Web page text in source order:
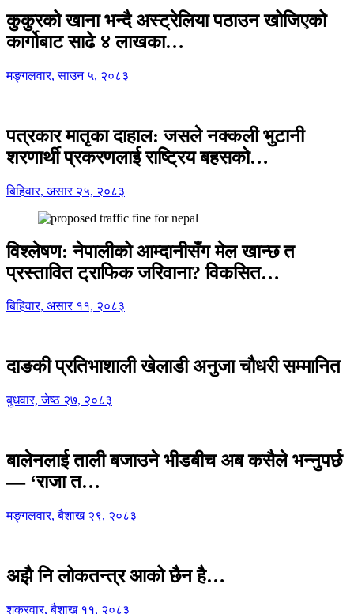
कुकुरको खाना भन्दै अस्ट्रेलिया पठाउन खोजिएको
कार्गोबाट साढे ४ लाखका…
मङ्गलवार, साउन ५, २०८३
पत्रकार मातृका दाहाल: जसले नक्कली भुटानी
शरणार्थी प्रकरणलाई राष्ट्रिय बहसको…
बिहिवार, असार २५, २०८३
विश्लेषण: नेपालीको आम्दानीसँग मेल खान्छ त
प्रस्तावित ट्राफिक जरिवाना? विकसित…
बिहिवार, असार ११, २०८३
दाङकी प्रतिभाशाली खेलाडी अनुजा चौधरी सम्मानित
बुधवार, जेष्ठ २७, २०८३
बालेनलाई ताली बजाउने भीडबीच अब कसैले भन्नुपर्छ
— ‘राजा त…
मङ्गलवार, बैशाख २९, २०८३
अझै नि लोकतन्त्र आको छैन है…
शुक्रवार, बैशाख ११, २०८३